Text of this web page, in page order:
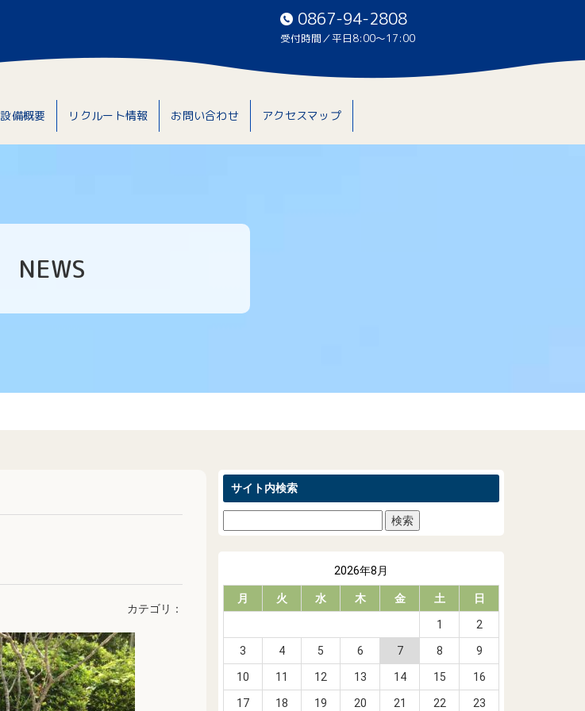
0867-94-2808
受付時間／平日8:00〜17:00
設備概要 リクルート情報 お問い合わせ アクセスマップ
NEWS
カテゴリ：
サイト内検索
2026年8月
月 火 水 木 金 土 日
1 2
3 4 5 6 7 8 9
10 11 12 13 14 15 16
17 18 19 20 21 22 23